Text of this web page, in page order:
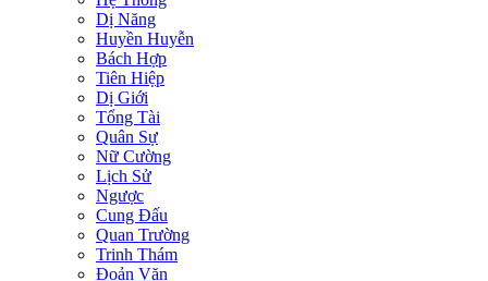
Dị Năng
Huyền Huyễn
Bách Hợp
Tiên Hiệp
Dị Giới
Tổng Tài
Quân Sự
Nữ Cường
Lịch Sử
Ngược
Cung Đấu
Quan Trường
Trinh Thám
Đoản Văn